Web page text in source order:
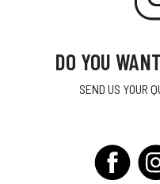
DO YOU
SEND US YOUR